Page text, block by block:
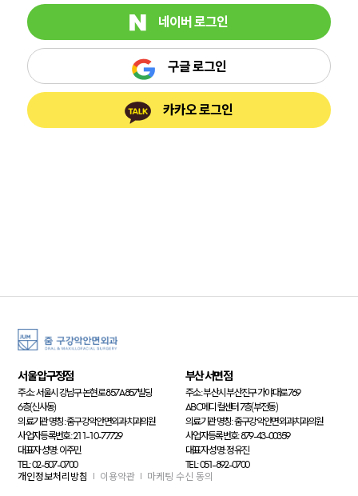
네이버 로그인
구글 로그인
카카오 로그인
서울 압구정점
주소: 서울시 강남구 논현로 857 A857빌딩
6층(신사동)
의료기관 명칭: 줌구강악안면외과치과의원
사업자등록번호: 211-10-77729
대표자 성명: 이주민
TEL: 02-507-0700
부산 서면점
주소: 부산시 부산진구 가야대로 769
ABC메디컬센터 7층(부전동)
의료기관 명칭: 줌구강악안면외과치과의원
사업자등록번호: 879-43-00359
대표자 성명: 정유진
TEL: 051-892-0700
개인정보처리방침
이용약관 마케팅 수신 동의